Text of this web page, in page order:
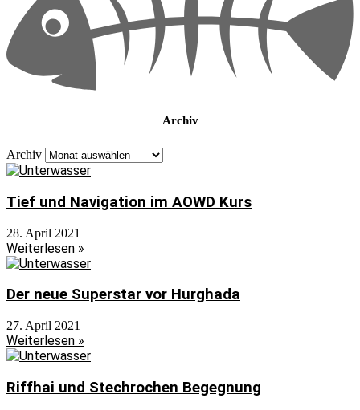
Archiv
Archiv
Tief und Navigation im AOWD Kurs
28. April 2021
Weiterlesen »
Der neue Superstar vor Hurghada
27. April 2021
Weiterlesen »
Riffhai und Stechrochen Begegnung